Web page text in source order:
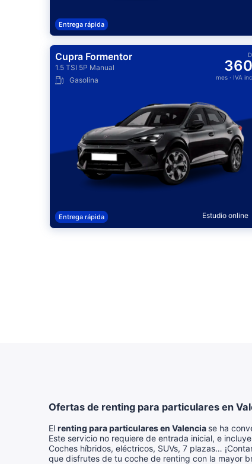
Entrega rápida
Cupra Formentor
1.5 TSI 5P Manual
Gasolina
mes· IVA
Entrega rápida Estudio online
Ofertas de renting para particulares en
El renting para particulares en Valencia se ha
Este servicio no requiere de entrada inicial, e
Coches híbridos, eléctricos, SUVs, 7 plazas…
que disfrutes de tu coche de renting con la mayor